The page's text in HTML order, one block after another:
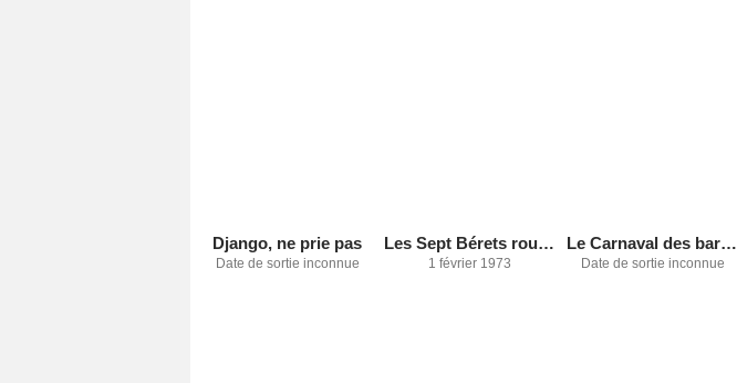
Django, ne prie pas
Date de sortie inconnue
Les Sept Bérets rouges
1 février 1973
Le Carnaval des barbouzes
Date de sortie inconnue